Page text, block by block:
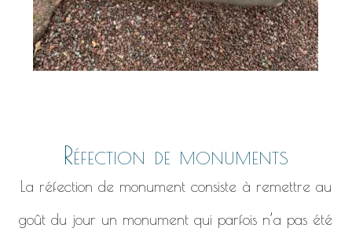
Réfection de monuments
La réfection de monument consiste à remettre au
goût du jour un monument qui parfois n’a pas été